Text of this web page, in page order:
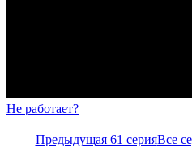
Не работает?
Предыдущая 61 серияВсе